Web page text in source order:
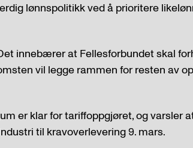
lønnspolitikk ved å prioritere
innebærer at Fellesforbundet skal
vil legge rammen for resten av
er klar for tariffoppgjøret, og varsler
til kravoverlevering 9. mars.